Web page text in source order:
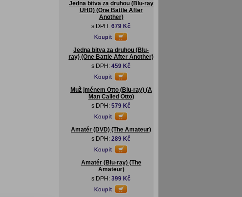
Jedna bitva za druhou (Blu-ray
UHD) (One Battle After
Another)
s DPH: 679 Kč
Jedna bitva za druhou (Blu-
ray) (One Battle After Another)
s DPH: 459 Kč
Muž jménem Otto (Blu-ray) (A
Man Called Otto)
s DPH: 579 Kč
Amatér (DVD) (The Amateur)
s DPH: 289 Kč
Amatér (Blu-ray) (The
Amateur)
s DPH: 399 Kč